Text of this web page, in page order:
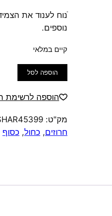
ֿנוח לענוד את
נוספים.
קיים במלאי
כמות
של
צמיד
עין
החתול
הוספה לסל
הוספה לרשימת
מק"ט:
חרוזים, כחול, כסוף